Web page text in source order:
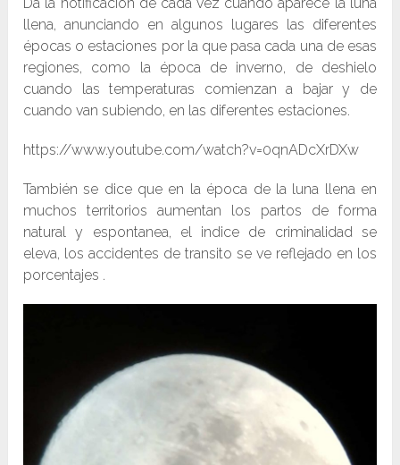
llena, anunciando en algunos lugares las diferentes
épocas o estaciones por la que pasa cada una de esas
regiones, como la época de inverno, de deshielo
cuando las temperaturas comienzan a bajar y de
cuando van subiendo, en las diferentes estaciones.
https://www.youtube.com/watch?v=0qnADcXrDXw
También se dice que en la época de la luna llena en
muchos territorios aumentan los partos de forma
natural y espontanea, el indice de criminalidad se
eleva, los accidentes de transito se ve reflejado en los
porcentajes .